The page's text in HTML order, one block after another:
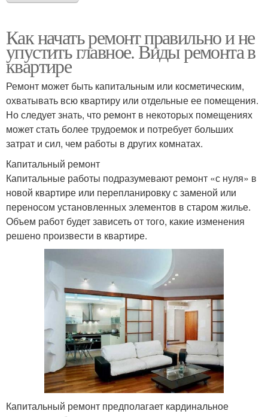
Как начать ремонт правильно и не
упустить главное. Виды ремонта в
квартире
Ремонт может быть капитальным или косметическим,
охватывать всю квартиру или отдельные ее помещения.
Но следует знать, что ремонт в некоторых помещениях
может стать более трудоемок и потребует больших
затрат и сил, чем работы в других комнатах.
Капитальный ремонт
Капитальные работы подразумевают ремонт «с нуля» в
новой квартире или перепланировку с заменой или
переносом установленных элементов в старом жилье.
Объем работ будет зависеть от того, какие изменения
решено произвести в квартире.
Капитальный ремонт предполагает кардинальное